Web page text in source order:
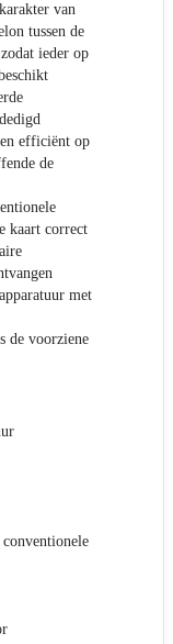
van
tussen de
ieder op
efficiënt op
de
kaart correct
met
de voorziene